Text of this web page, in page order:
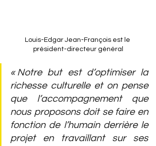
Louis-Edgar Jean-François est le
président-directeur général
« Notre but est d’optimiser la
richesse culturelle et on pense
que l’accompagnement que
nous proposons doit se faire en
fonction de l’humain derrière le
projet en travaillant sur ses